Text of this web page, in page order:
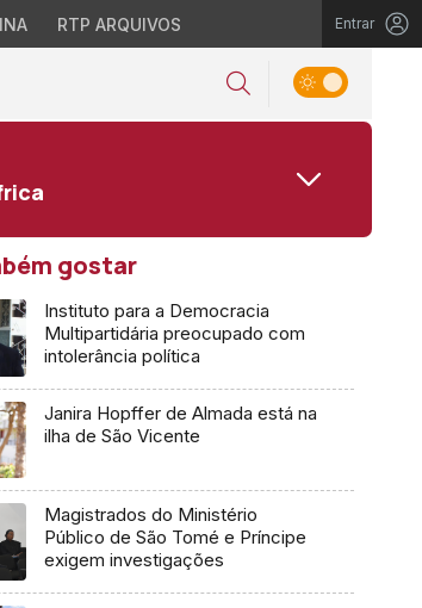
RTP ARQUIVOS Entrar
gostar
Instituto para a Democracia
Multipartidária preocupado com
intolerância política
Janira Hopffer de Almada está na
ilha de São Vicente
Magistrados do Ministério
Público de São Tomé e Príncipe
exigem investigações